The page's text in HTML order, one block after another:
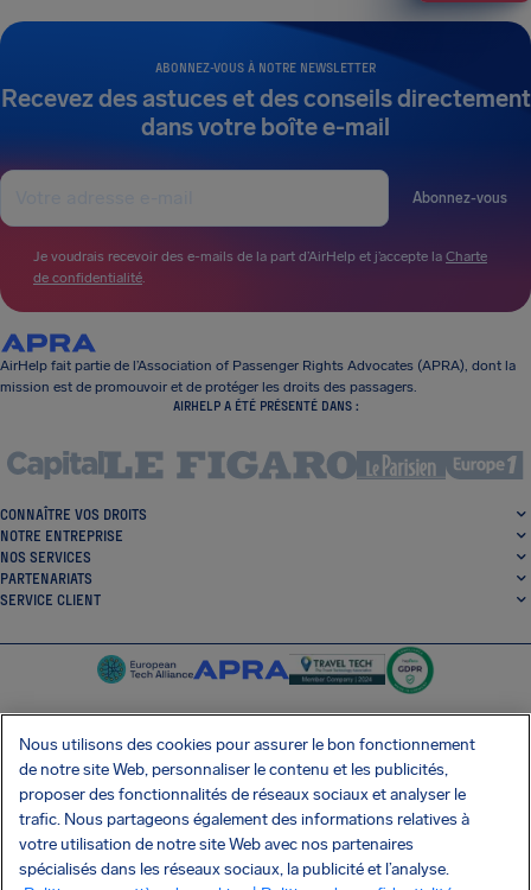
ABONNEZ-VOUS À NOTRE NEWSLETTER
Recevez des astuces et des conseils directement
dans votre boîte e-mail
Abonnez-vous
Je voudrais recevoir des e-mails de la part d’AirHelp et j’accepte la Charte
de confidentialité.
AirHelp fait partie de l’Association of Passenger Rights Advocates (APRA), dont la
mission est de promouvoir et de protéger les droits des passagers.
AIRHELP A ÉTÉ PRÉSENTÉ DANS :
CONNAÎTRE VOS DROITS
NOTRE ENTREPRISE
NOS SERVICES
PARTENARIATS
SERVICE CLIENT
SocialFacebook
SocialTwitter
SocialInstagram
SocialLinkedin
OBTENEZ NOTRE APPLI GRATUITE
Nous utilisons des cookies pour assurer le bon fonctionnement
de notre site Web, personnaliser le contenu et les publicités,
proposer des fonctionnalités de réseaux sociaux et analyser le
trafic. Nous partageons également des informations relatives à
votre utilisation de notre site Web avec nos partenaires
spécialisés dans les réseaux sociaux, la publicité et l’analyse.